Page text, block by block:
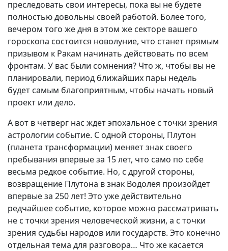
преследовать свои интересы, пока вы не будете
полностью довольны своей работой. Более того,
вечером того же дня в этом же секторе вашего
гороскопа состоится новолуние, что станет прямым
призывом к Ракам начинать действовать по всем
фронтам. У вас были сомнения? Что ж, чтобы вы не
планировали, период ближайших пары недель
будет самым благоприятным, чтобы начать новый
проект или дело.
А вот в четверг нас ждет эпохальное с точки зрения
астрологии событие. С одной стороны, Плутон
(планета трансформации) меняет знак своего
пребывания впервые за 15 лет, что само по себе
весьма редкое событие. Но, с другой стороны,
возвращение Плутона в знак Водолея произойдет
впервые за 250 лет! Это уже действительно
редчайшее событие, которое можно рассматривать
не с точки зрения человеческой жизни, а с точки
зрения судьбы народов или государств. Это конечно
отдельная тема для разговора… Что же касается